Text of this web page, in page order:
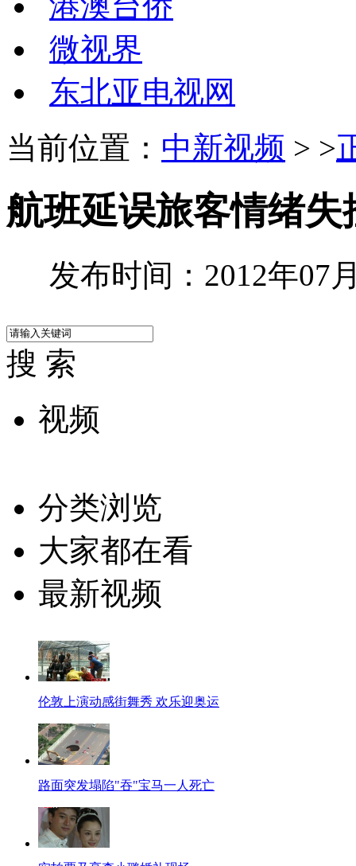
微视界
东北亚电视网
当前位置： 中新视频 > >
航班延误旅客情绪
发布时间：2012年07
搜 索
视频
分类浏览
大家都在看
最新视频
伦敦上演动感街舞秀 欢乐迎奥运
路面突发塌陷"吞"宝马一人死亡